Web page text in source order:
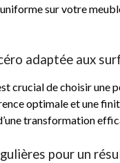
sur votre
adaptée aux
crucial de choisir
optimale et une
transformation
pour un